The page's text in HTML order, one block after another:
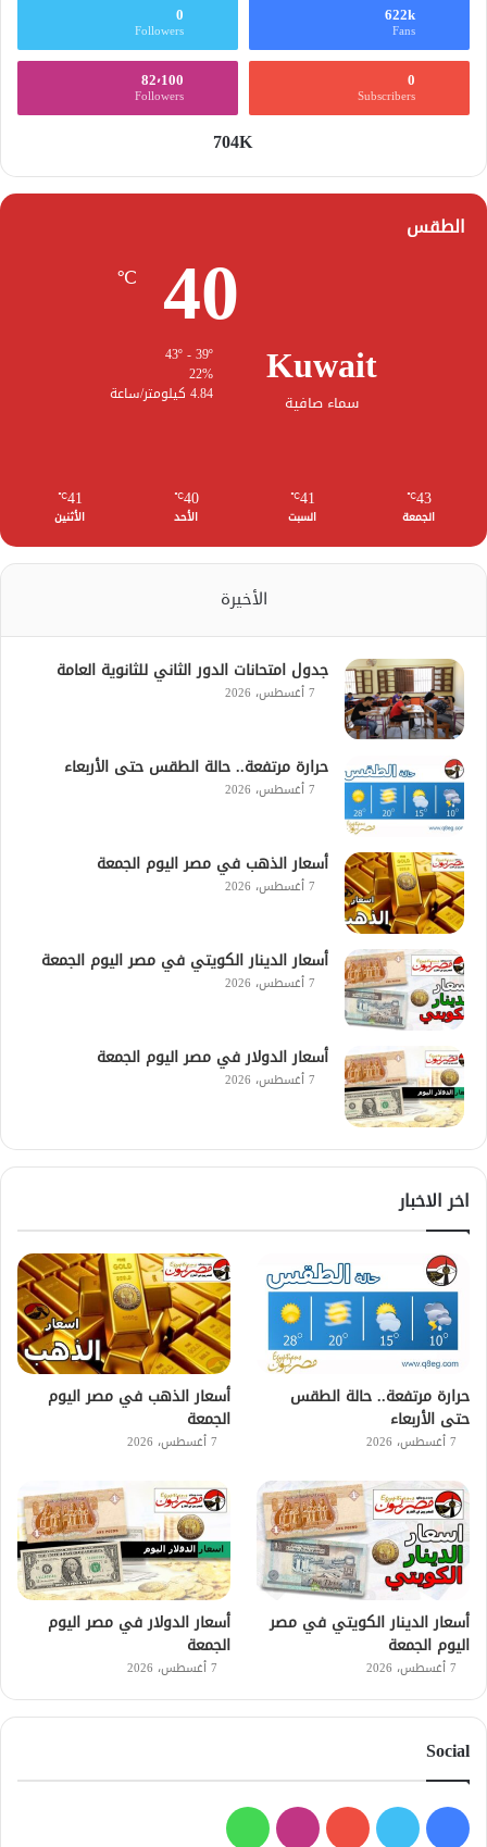
622k
Fans
0
Followers
0
Subscribers
82٬100
Followers
704K
الطقس
Kuwait
سماء صافية
40
℃
22%
4.84 كيلومتر/ساعة
43
℃
الجمعة
41
℃
السبت
40
℃
الأحد
41
℃
الأثنين
الأخيرة
جدول امتحانات الدور الثاني للثانوية العامة
7 أغسطس، 2026
حرارة مرتفعة.. حالة الطقس حتى الأربعاء
7 أغسطس، 2026
أسعار الذهب في مصر اليوم الجمعة
7 أغسطس، 2026
أسعار الدينار الكويتي في مصر اليوم الجمعة
7 أغسطس، 2026
أسعار الدولار في مصر اليوم الجمعة
7 أغسطس، 2026
اخر الاخبار
حرارة مرتفعة.. حالة الطقس
حتى الأربعاء
7 أغسطس، 2026
أسعار الذهب في مصر اليوم
الجمعة
7 أغسطس، 2026
أسعار الدينار الكويتي في مصر
اليوم الجمعة
7 أغسطس، 2026
أسعار الدولار في مصر اليوم
الجمعة
7 أغسطس، 2026
Social
فيسبوك
تويتر يوتيوبانستقرامواتساب